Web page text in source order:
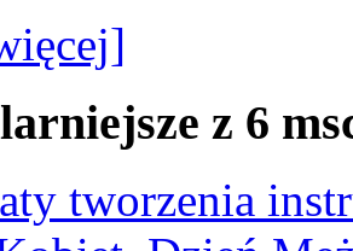
z 6
tworzenia